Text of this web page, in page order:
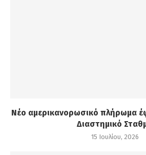
Νέο αμερικανορωσικό πλήρωμα
Διαστημικό
15 Ιουλίου, 2026